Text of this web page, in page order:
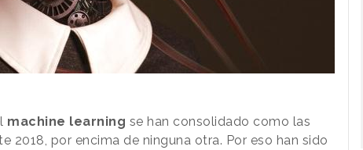
machine learning se han consolidado como las
2018, por encima de ninguna otra. Por eso han sido